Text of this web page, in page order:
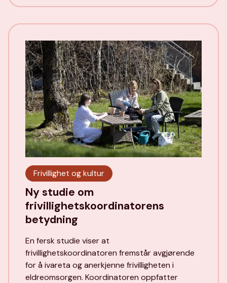
Frivillighet og kultur
Ny studie om
frivillighetskoordinatorens
betydning
En fersk studie viser at
frivillighetskoordinatoren fremstår avgjørende
for å ivareta og anerkjenne frivilligheten i
eldreomsorgen. Koordinatoren oppfatter